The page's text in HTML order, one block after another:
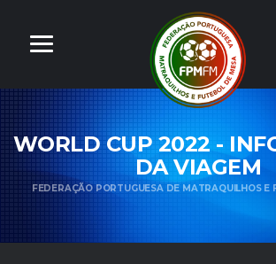
WORLD CUP 2022 -
DA VIAGEM
FEDERAÇÃO PORTUGUESA DE MATRAQUILHOS E